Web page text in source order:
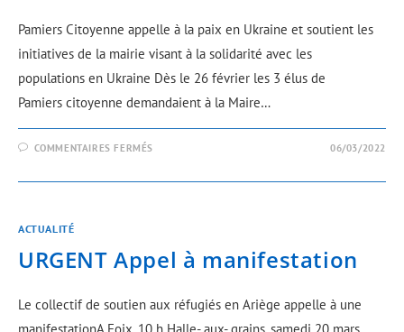
Pamiers Citoyenne appelle à la paix en Ukraine et soutient les
initiatives de la mairie visant à la solidarité avec les
populations en Ukraine Dès le 26 février les 3 élus de
Pamiers citoyenne demandaient à la Maire…
COMMENTAIRES FERMÉS 06/03/2022
ACTUALITÉ
URGENT Appel à manifestation
Le collectif de soutien aux réfugiés en Ariège appelle à une
manifestationA Foix, 10 h Halle- aux- grains, samedi 20 mars